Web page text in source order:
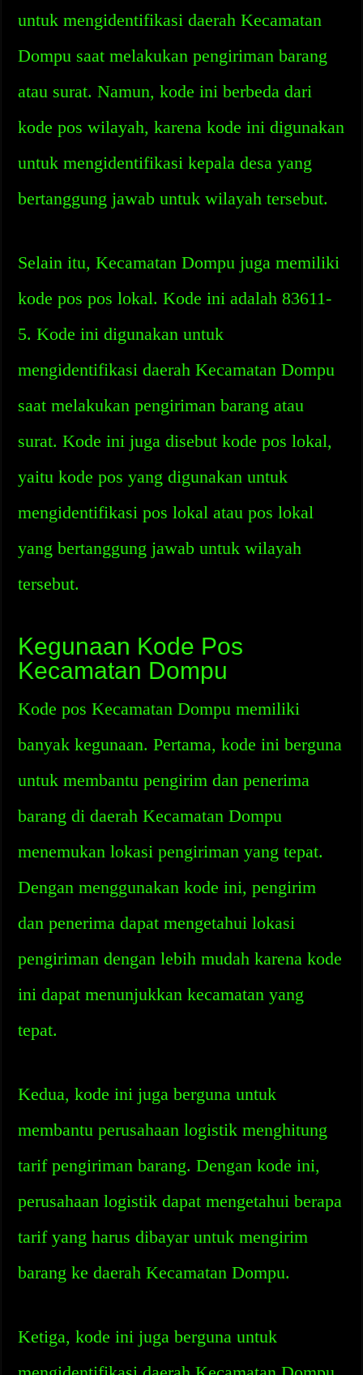
untuk mengidentifikasi daerah Kecamatan
Dompu saat melakukan pengiriman barang
atau surat. Namun, kode ini berbeda dari
kode pos wilayah, karena kode ini digunakan
untuk mengidentifikasi kepala desa yang
bertanggung jawab untuk wilayah tersebut.
Selain itu, Kecamatan Dompu juga memiliki
kode pos pos lokal. Kode ini adalah 83611-
5. Kode ini digunakan untuk
mengidentifikasi daerah Kecamatan Dompu
saat melakukan pengiriman barang atau
surat. Kode ini juga disebut kode pos lokal,
yaitu kode pos yang digunakan untuk
mengidentifikasi pos lokal atau pos lokal
yang bertanggung jawab untuk wilayah
tersebut.
Kegunaan Kode Pos
Kecamatan Dompu
Kode pos Kecamatan Dompu memiliki
banyak kegunaan. Pertama, kode ini berguna
untuk membantu pengirim dan penerima
barang di daerah Kecamatan Dompu
menemukan lokasi pengiriman yang tepat.
Dengan menggunakan kode ini, pengirim
dan penerima dapat mengetahui lokasi
pengiriman dengan lebih mudah karena kode
ini dapat menunjukkan kecamatan yang
tepat.
Kedua, kode ini juga berguna untuk
membantu perusahaan logistik menghitung
tarif pengiriman barang. Dengan kode ini,
perusahaan logistik dapat mengetahui berapa
tarif yang harus dibayar untuk mengirim
barang ke daerah Kecamatan Dompu.
Ketiga, kode ini juga berguna untuk